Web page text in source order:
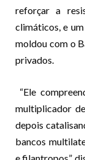
reforçar a
climáticos, e
moldou com o
privados.
“Ele
multiplicador
depois
bancos